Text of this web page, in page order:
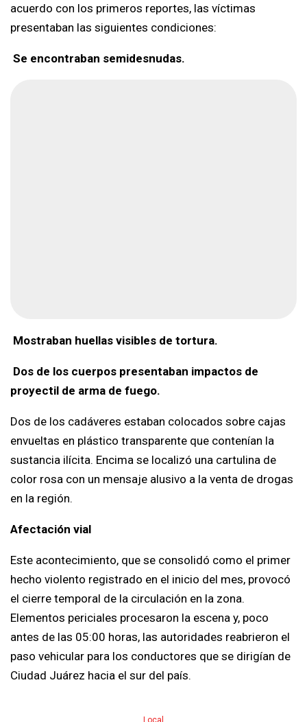
acuerdo con los primeros reportes, las víctimas
presentaban las siguientes condiciones:
Se encontraban semidesnudas.
Mostraban huellas visibles de tortura.
Dos de los cuerpos presentaban impactos de
proyectil de arma de fuego.
Dos de los cadáveres estaban colocados sobre cajas
envueltas en plástico transparente que contenían la
sustancia ilícita. Encima se localizó una cartulina de
color rosa con un mensaje alusivo a la venta de drogas
en la región.
Afectación vial
Este acontecimiento, que se consolidó como el primer
hecho violento registrado en el inicio del mes, provocó
el cierre temporal de la circulación en la zona.
Elementos periciales procesaron la escena y, poco
antes de las 05:00 horas, las autoridades reabrieron el
paso vehicular para los conductores que se dirigían de
Ciudad Juárez hacia el sur del país.
Local